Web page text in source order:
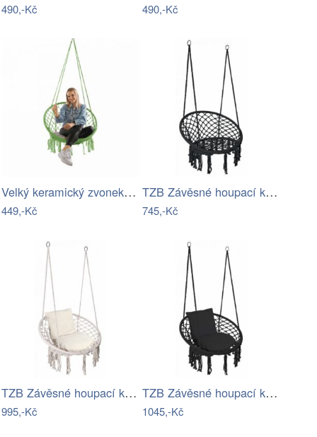
490,-Kč 490,-Kč
Velký keramický zvonek s vločkami 16 cm…
449,-Kč
TZB Závěsné houpací křeslo Togo černé
745,-Kč
TZB Závěsné houpací křeslo Togo krémové…
995,-Kč
TZB Závěsné houpací křeslo Togo černé s…
1045,-Kč